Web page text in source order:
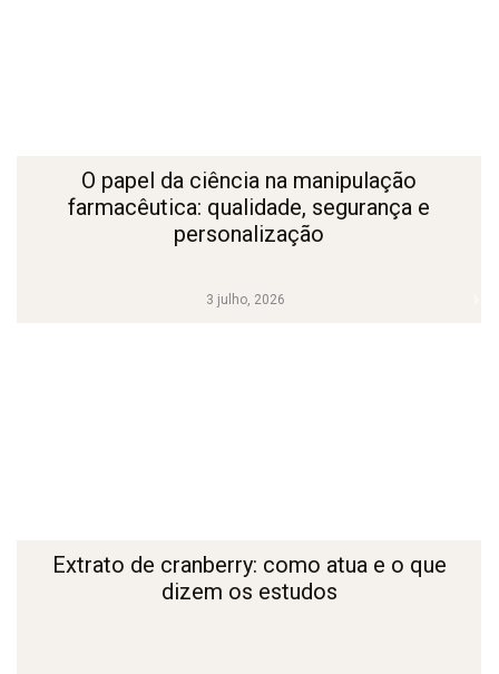
3 julho, 2026
O papel da ciência na manipulação
farmacêutica: qualidade, segurança e
personalização
Extrato de cranberry: como atua e o que
dizem os estudos